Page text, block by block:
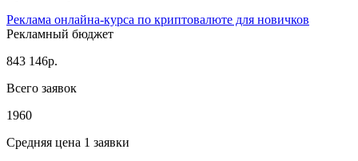
Реклама онлайна-курса по криптовалюте для новичков
Рекламный бюджет
843 146р.
Всего заявок
1960
Средняя цена 1 заявки